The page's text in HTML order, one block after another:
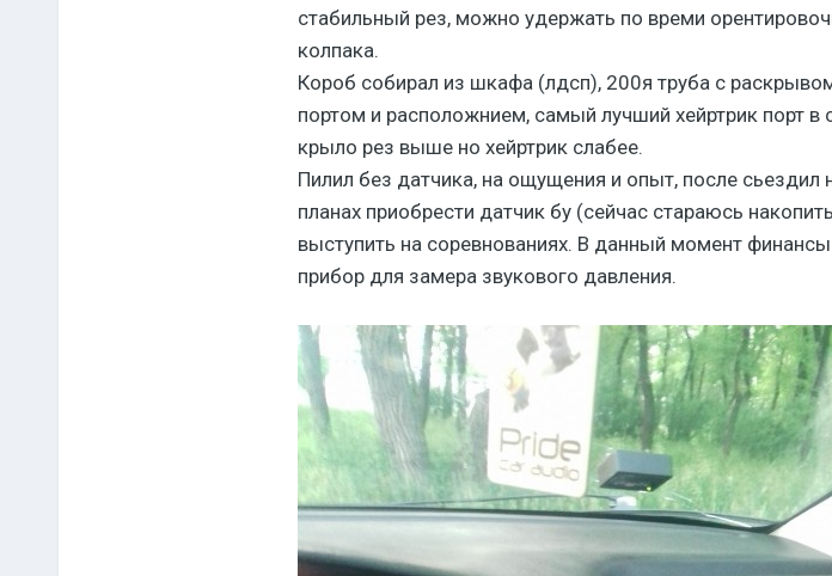
стабил ь ный рез, можно удержать по времи
колпака.
Короб собирал из шкафа (лдсп), 200я труба с
портом и расположнием, самый лучший хейрт рик порт в
крыло рез выше но хейртрик слабее.
Пилил без датчика, на ощущения и опыт, после сьездил
планах приобрести датчик бу (сейчас стараюсь
выступить на соревнованиях. В данный момент
прибор для замера звукового давления.